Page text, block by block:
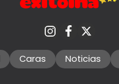
Caras Noticias